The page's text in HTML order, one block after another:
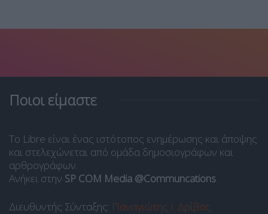
Ποιοι είμαστε
Το Libre είναι ένας ιστότοπος ενημέρωσης και άποψης
και στελεχώνεται από ομάδα δημοσιογράφων και
αρθρογράφων.
Ανήκει στην SP COM Media @Communcations.
Διευθυντής Σύνταξης: Παναγιώτης Ι. Δρίβας.